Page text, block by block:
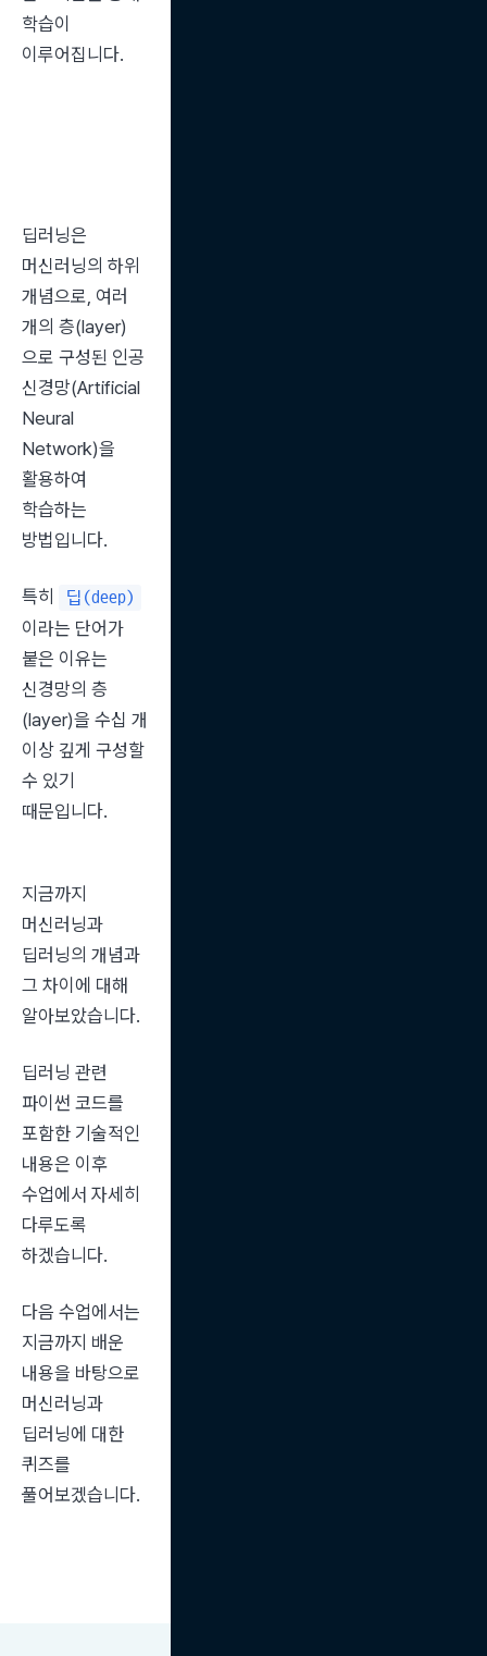
학습이
이루어집니다.
딥러닝은
머신러닝의 하위
개념으로, 여러
개의 층(layer)
으로 구성된 인공
신경망(Artificial
Neural
Network)을
활용하여
학습하는
방법입니다.
특히 딥(deep)
이라는 단어가
붙은 이유는
신경망의 층
(layer)을 수십 개
이상 깊게 구성할
수 있기
때문입니다.
지금까지
머신러닝과
딥러닝의 개념과
그 차이에 대해
알아보았습니다.
딥러닝 관련
파이썬 코드를
포함한 기술적인
내용은 이후
수업에서 자세히
다루도록
하겠습니다.
다음 수업에서는
지금까지 배운
내용을 바탕으로
머신러닝과
딥러닝에 대한
퀴즈를
풀어보겠습니다.